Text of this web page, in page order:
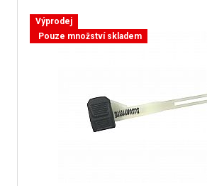
Výprodej
Pouze množství skladem